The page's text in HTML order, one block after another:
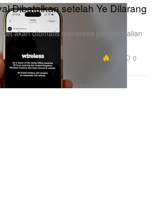
Dibatalkan setelah Ye Dilarang
akan otomatis menerima pengembalian
0